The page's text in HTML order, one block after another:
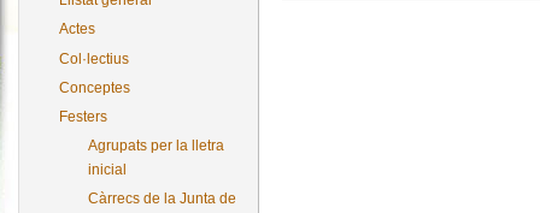
Actes
Col·lectius
Conceptes
Festers
Agrupats per la lletra
inicial
Càrrecs de la Junta de